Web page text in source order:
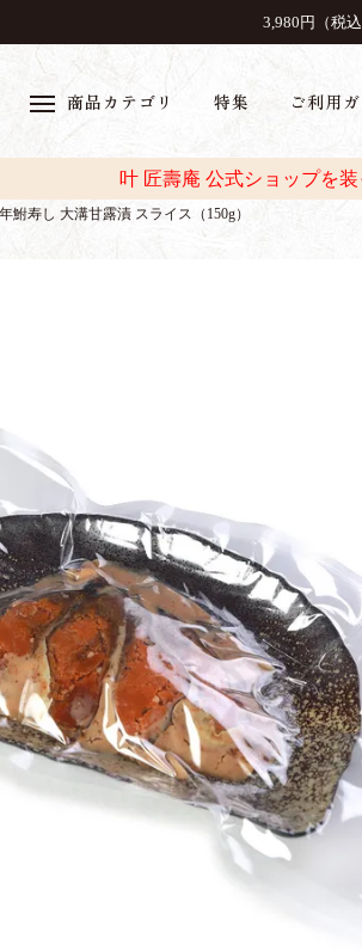
3,980円（税
商品カテゴリ 特集 ご利用
叶 匠壽庵 公式ショップを
鮒寿し 大溝甘露漬 スライス（150g）